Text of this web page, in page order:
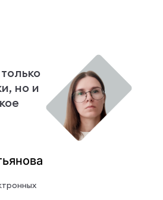
но и